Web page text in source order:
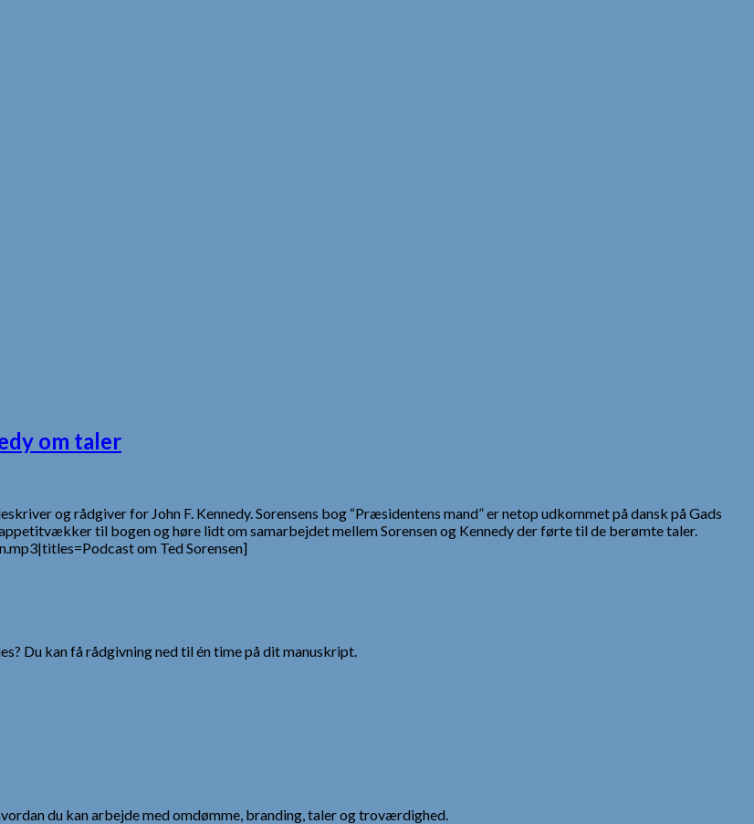
om taler
og rådgiver for John F. Kennedy. Sorensens bog “Præsidentens mand” er netop udkommet på dansk på Gads
til bogen og høre lidt om samarbejdet mellem Sorensen og Kennedy der førte til de berømte taler.
om Ted Sorensen]
Du kan få rådgivning ned til én time på dit manuskript.
du kan arbejde med omdømme, branding, taler og troværdighed.